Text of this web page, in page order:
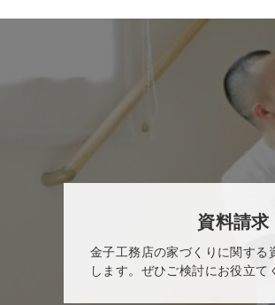
資料請求
金子工務店の家づくりに関する
します。ぜひご検討にお役立て